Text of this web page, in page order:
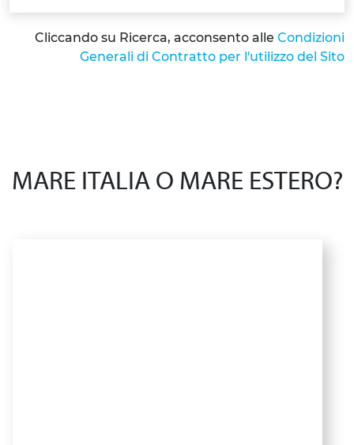
Cliccando su Ricerca, acconsento alle Condizioni
Generali di Contratto per l'utilizzo del Sito
MARE ITALIA O MARE ESTERO?